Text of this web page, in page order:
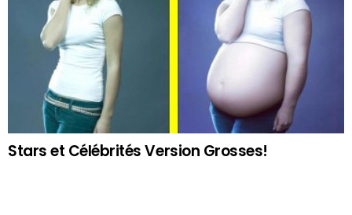
Stars et Célébrités Version Grosses!